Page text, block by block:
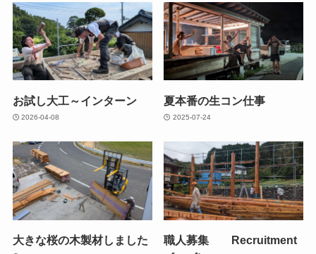
お試し大工～インターン
2026-04-08
夏本番の生コン仕事
2025-07-24
大きな桜の木製材しました
職人募集 Recruitment